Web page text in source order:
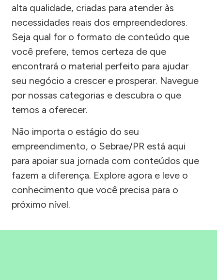
alta qualidade, criadas para atender às
necessidades reais dos empreendedores.
Seja qual for o formato de conteúdo que
você prefere, temos certeza de que
encontrará o material perfeito para ajudar
seu negócio a crescer e prosperar. Navegue
por nossas categorias e descubra o que
temos a oferecer.
Não importa o estágio do seu
empreendimento, o Sebrae/PR está aqui
para apoiar sua jornada com conteúdos que
fazem a diferença. Explore agora e leve o
conhecimento que você precisa para o
próximo nível.